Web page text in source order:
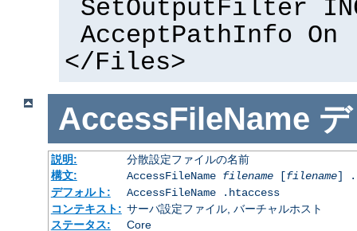
SetOutputFilter
AcceptPathInfo On
</Files>
AccessFileName
説明:
分散設定ファイルの名前
構文:
AccessFileName filename[filename]
デフォルト:
AccessFileName .htaccess
コンテキスト: サーバ設定ファイル, バーチャルホスト
ステータス:
Core